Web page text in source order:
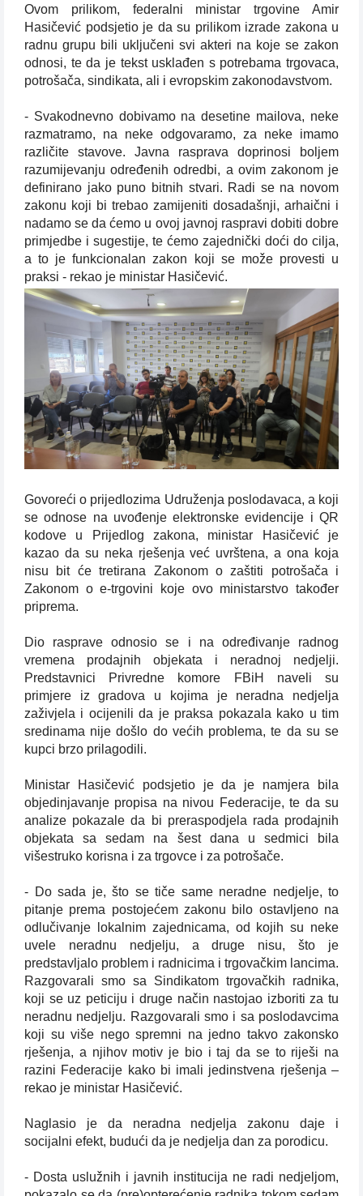
Ovom prilikom, federalni ministar trgovine Amir
Hasičević podsjetio je da su prilikom izrade zakona u
radnu grupu bili uključeni svi akteri na koje se zakon
odnosi, te da je tekst usklađen s potrebama trgovaca,
potrošača, sindikata, ali i evropskim zakonodavstvom.
- Svakodnevno dobivamo na desetine mailova, neke
razmatramo, na neke odgovaramo, za neke imamo
različite stavove. Javna rasprava doprinosi boljem
razumijevanju određenih odredbi, a ovim zakonom je
definirano jako puno bitnih stvari. Radi se na novom
zakonu koji bi trebao zamijeniti dosadašnji, arhaični i
nadamo se da ćemo u ovoj javnoj raspravi dobiti dobre
primjedbe i sugestije, te ćemo zajednički doći do cilja,
a to je funkcionalan zakon koji se može provesti u
praksi - rekao je ministar Hasičević.
Govoreći o prijedlozima Udruženja poslodavaca, a koji
se odnose na uvođenje elektronske evidencije i QR
kodove u Prijedlog zakona, ministar Hasičević je
kazao da su neka rješenja već uvrštena, a ona koja
nisu bit će tretirana Zakonom o zaštiti potrošača i
Zakonom o e-trgovini koje ovo ministarstvo također
priprema.
Dio rasprave odnosio se i na određivanje radnog
vremena prodajnih objekata i neradnoj nedjelji.
Predstavnici Privredne komore FBiH naveli su
primjere iz gradova u kojima je neradna nedjelja
zaživjela i ocijenili da je praksa pokazala kako u tim
sredinama nije došlo do većih problema, te da su se
kupci brzo prilagodili.
Ministar Hasičević podsjetio je da je namjera bila
objedinjavanje propisa na nivou Federacije, te da su
analize pokazale da bi preraspodjela rada prodajnih
objekata sa sedam na šest dana u sedmici bila
višestruko korisna i za trgovce i za potrošače.
- Do sada je, što se tiče same neradne nedjelje, to
pitanje prema postojećem zakonu bilo ostavljeno na
odlučivanje lokalnim zajednicama, od kojih su neke
uvele neradnu nedjelju, a druge nisu, što je
predstavljalo problem i radnicima i trgovačkim lancima.
Razgovarali smo sa Sindikatom trgovačkih radnika,
koji se uz peticiju i druge način nastojao izboriti za tu
neradnu nedjelju. Razgovarali smo i sa poslodavcima
koji su više nego spremni na jedno takvo zakonsko
rješenja, a njihov motiv je bio i taj da se to riješi na
razini Federacije kako bi imali jedinstvena rješenja –
rekao je ministar Hasičević.
Naglasio je da neradna nedjelja zakonu daje i
socijalni efekt, budući da je nedjelja dan za porodicu.
- Dosta uslužnih i javnih institucija ne radi nedjeljom,